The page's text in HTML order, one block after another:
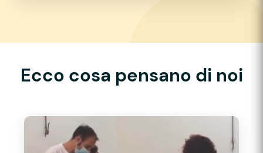
Ecco cosa pensano di noi